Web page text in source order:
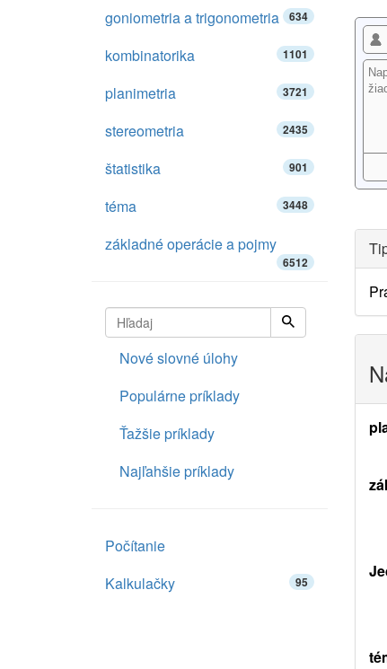
goniometria a trigonometria 634
kombinatorika 1101
planimetria 3721
stereometria 2435
štatistika 901
téma 3448
základné operácie a pojmy
6512
Nové slovné úlohy
Populárne príklady
Ťažšie príklady
Najľahšie príklady
Počítanie
Kalkulačky
95